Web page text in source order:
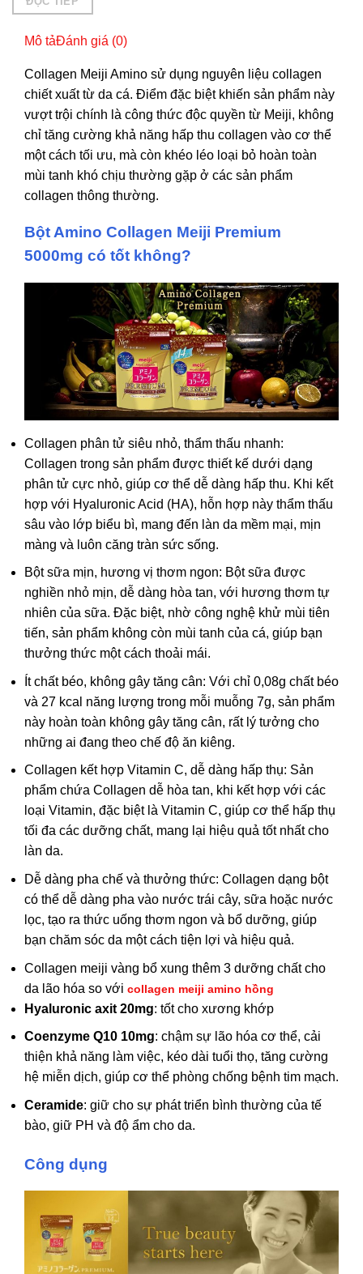
Mô tảĐánh giá (0)
Collagen Meiji Amino sử dụng nguyên liệu collagen
chiết xuất từ da cá. Điểm đặc biệt khiến sản phẩm này
vượt trội chính là công thức độc quyền từ Meiji, không
chỉ tăng cường khả năng hấp thu collagen vào cơ thể
một cách tối ưu, mà còn khéo léo loại bỏ hoàn toàn
mùi tanh khó chịu thường gặp ở các sản phẩm
collagen thông thường.
Bột Amino Collagen Meiji Premium
5000mg có tốt không?
Collagen phân tử siêu nhỏ, thẩm thấu nhanh:
Collagen trong sản phẩm được thiết kế dưới dạng
phân tử cực nhỏ, giúp cơ thể dễ dàng hấp thu. Khi kết
hợp với Hyaluronic Acid (HA), hỗn hợp này thẩm thấu
sâu vào lớp biểu bì, mang đến làn da mềm mại, mịn
màng và luôn căng tràn sức sống.
Bột sữa mịn, hương vị thơm ngon: Bột sữa được
nghiền nhỏ mịn, dễ dàng hòa tan, với hương thơm tự
nhiên của sữa. Đặc biệt, nhờ công nghệ khử mùi tiên
tiến, sản phẩm không còn mùi tanh của cá, giúp bạn
thưởng thức một cách thoải mái.
Ít chất béo, không gây tăng cân: Với chỉ 0,08g chất béo
và 27 kcal năng lượng trong mỗi muỗng 7g, sản phẩm
này hoàn toàn không gây tăng cân, rất lý tưởng cho
những ai đang theo chế độ ăn kiêng.
Collagen kết hợp Vitamin C, dễ dàng hấp thụ: Sản
phẩm chứa Collagen dễ hòa tan, khi kết hợp với các
loại Vitamin, đặc biệt là Vitamin C, giúp cơ thể hấp thụ
tối đa các dưỡng chất, mang lại hiệu quả tốt nhất cho
làn da.
Dễ dàng pha chế và thưởng thức: Collagen dạng bột
có thể dễ dàng pha vào nước trái cây, sữa hoặc nước
lọc, tạo ra thức uống thơm ngon và bổ dưỡng, giúp
bạn chăm sóc da một cách tiện lợi và hiệu quả.
Collagen meiji vàng bổ xung thêm 3 dưỡng chất cho
da lão hóa so với collagen meiji amino hồng
Hyaluronic axit 20mg: tốt cho xương khớp
Coenzyme Q10 10mg: chậm sự lão hóa cơ thể, cải
thiện khả năng làm việc, kéo dài tuổi thọ, tăng cường
hệ miễn dịch, giúp cơ thể phòng chống bệnh tim mạch.
Ceramide: giữ cho sự phát triển bình thường của tế
bào, giữ PH và độ ẩm cho da.
Công dụng